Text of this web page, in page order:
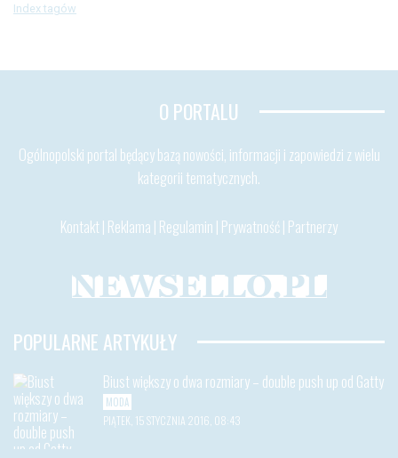
Index tagów
O PORTALU
Ogólnopolski portal będący bazą nowości, informacji i zapowiedzi z wielu
kategorii tematycznych.
Kontakt | Reklama | Regulamin | Prywatność| Partnerzy
POPULARNE ARTYKUŁY
Biust większy o dwa rozmiary – double push up od Gatty
MODA
PIĄTEK, 15 STYCZNIA 2016, 08:43